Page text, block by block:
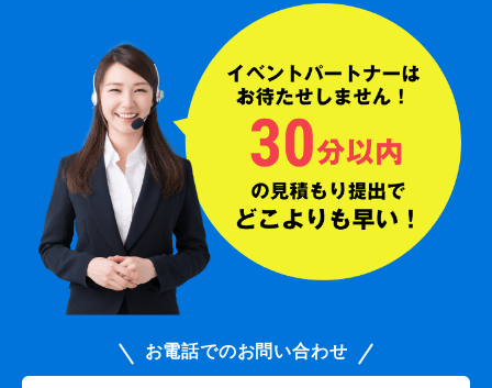
お電話でのお問い合わせ